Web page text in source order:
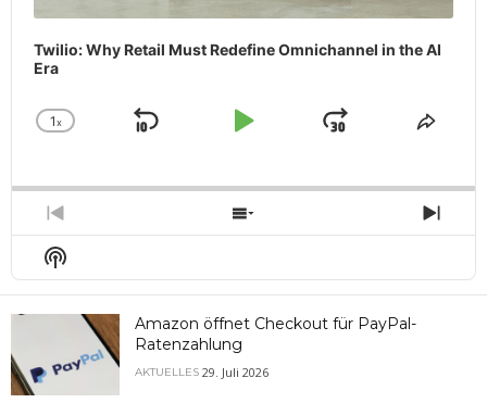
Twilio: Why Retail Must Redefine Omnichannel in the AI
Era
Change
1x
Skip
Play
Jump
Share
Previous
Episode
Show
Episodes
Next
Show
Podcast
Information
Amazon öffnet Checkout für PayPal-
Ratenzahlung
AKTUELLES 29. Juli 2026